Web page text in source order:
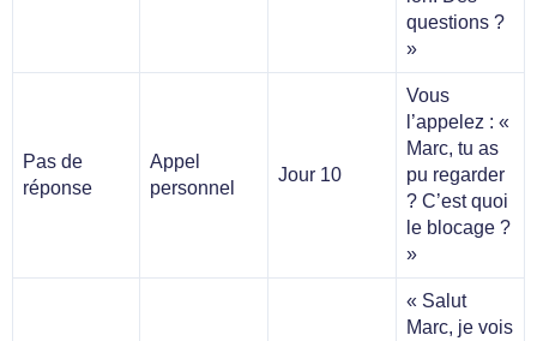
questions ?
»
Pas de
réponse
Appel
personnel
Jour 10
Vous
l’appelez : «
Marc, tu as
pu regarder
? C’est quoi
le blocage ?
»
« Salut
Marc, je vois